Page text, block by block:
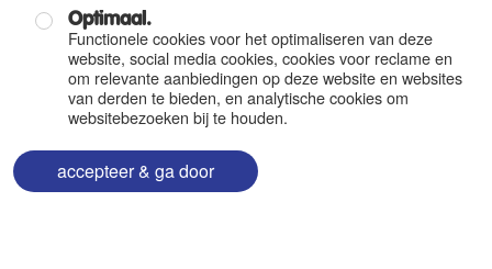
Optimaal.
Functionele cookies voor het optimaliseren van deze
website, social media cookies, cookies voor reclame en
om relevante aanbiedingen op deze website en websites
van derden te bieden, en analytische cookies om
websitebezoeken bij te houden.
accepteer & ga door